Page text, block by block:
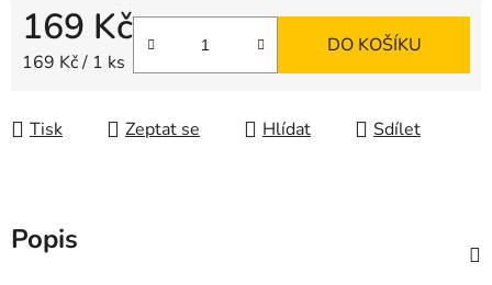
169 Kč
Měrná cena:
169 Kč / 1 ks
DO KOŠÍKU
Tisk Zeptat se Hlídat Sdílet
Popis